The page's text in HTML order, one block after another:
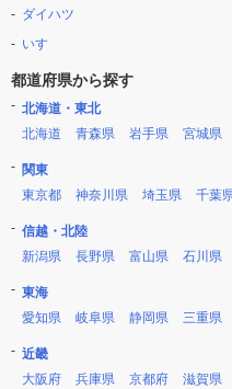
ダイハツ
いすゞ
都道府県から探す
北海道・東北
北海道
青森県 岩手県 宮城県
関東
東京都
神奈川県 埼玉県 千葉
信越・北陸
新潟県
長野県 富山県 石川県
東海
愛知県
岐阜県 静岡県 三重県
近畿
大阪府
兵庫県 京都府 滋賀県